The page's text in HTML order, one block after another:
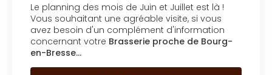
Le planning des mois de Juin et Juillet est là !
Vous souhaitant une agréable visite, si vous
avez besoin d'un complément d'information
concernant votre Brasserie proche de Bourg-
en-Bresse…